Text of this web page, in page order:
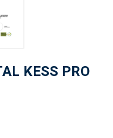
KESS PRO